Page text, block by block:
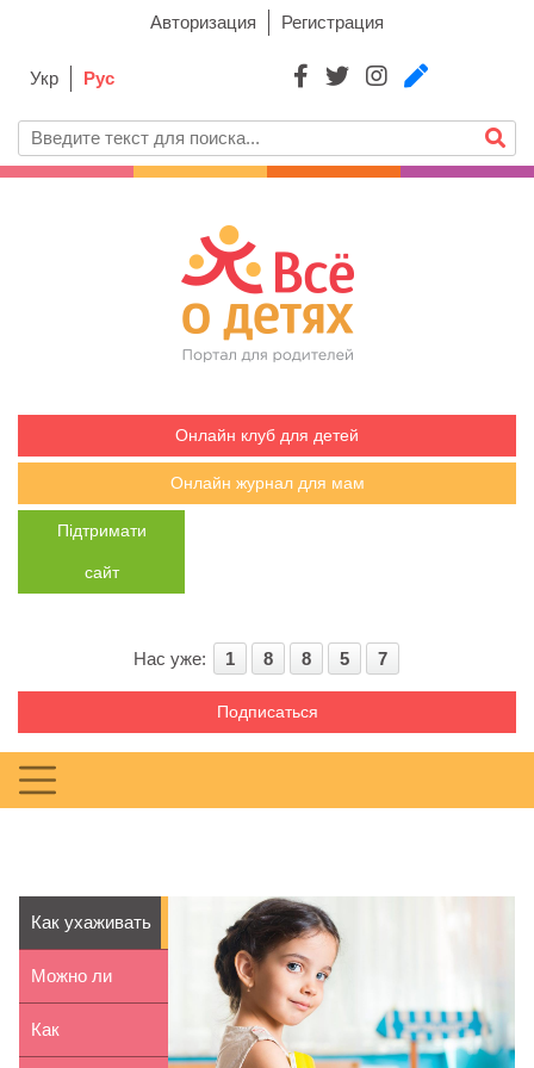
Авторизация Регистрация
Укр Рус
Онлайн клуб для детей
Онлайн журнал для мам
Підтримати
сайт
Нас уже: 1 8 8 5 7
Подписаться
Как ухаживать
за
проколотыми
Можно ли
гулять с
Как